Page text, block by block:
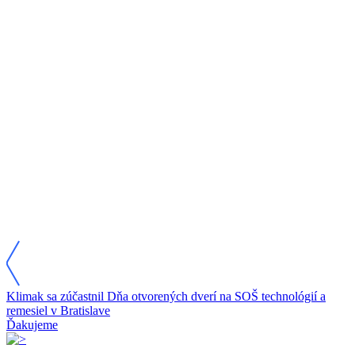
Klimak sa zúčastnil Dňa otvorených dverí na SOŠ technológií a
remesiel v Bratislave
Ďakujeme